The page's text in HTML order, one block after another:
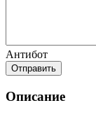
Антибот
Отправить
Описание